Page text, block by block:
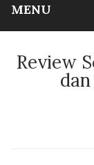
MENU
Review